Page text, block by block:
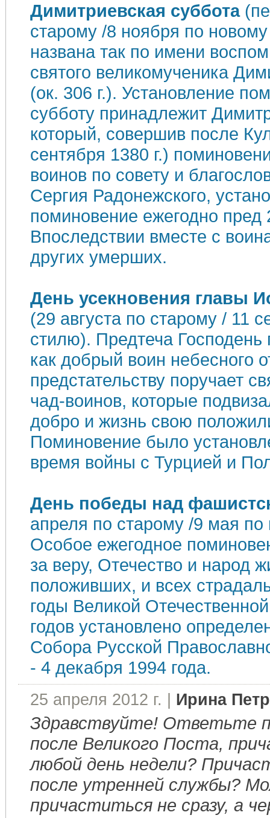
Димитриевская суббота
старому /8 ноября по
названа так по имени
святого великомученика
(ок. 306 г.). Установление
субботу принадлежит
который, совершив после
сентября 1380 г.)
воинов по совету и
Сергия Радонежского,
поминовение ежегодно пред
Впоследствии вместе с
других умерших.
День усекновения главы
(29 августа по старому / 11
стилю). Предтеча Господень
как добрый воин небесного
предстательству поручает
чад-воинов, которые
добро и жизнь свою
Поминовение было
время войны с Турцией и
День победы над
апреля по старому /9 мая
Особое ежегодное
за веру, Отечество и народ
положивших, и всех
годы Великой
годов установлено
Собора Русской
- 4 декабря 1994 года.
25 апреля 2012 г. | Ирина
Здравствуйте! Ответьте
после Великого Поста,
любой день недели?
после утренней службы?
причаститься не сразу, а